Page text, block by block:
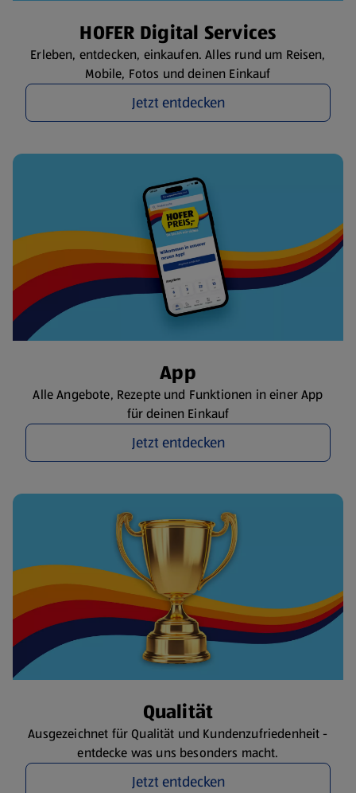
HOFER Digital Services
Erleben, entdecken, einkaufen. Alles rund um Reisen,
Mobile, Fotos und deinen Einkauf
Jetzt entdecken
App
Alle Angebote, Rezepte und Funktionen in einer App
für deinen Einkauf
Jetzt entdecken
Qualität
Ausgezeichnet für Qualität und Kundenzufriedenheit -
entdecke was uns besonders macht.
Jetzt entdecken